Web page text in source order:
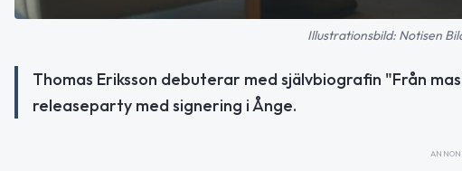
Illustrationsbild: Notisen
Thomas Eriksson debuterar med självbiografin "Från
releaseparty med signering i Ånge.